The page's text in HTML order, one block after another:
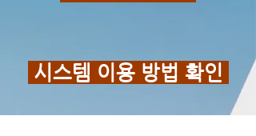
시스템 이용 방법 확인